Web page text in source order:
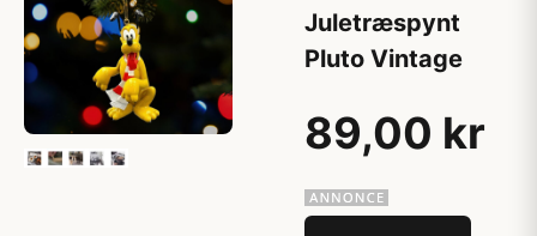
Juletræspynt
Pluto Vintage
89,00 kr